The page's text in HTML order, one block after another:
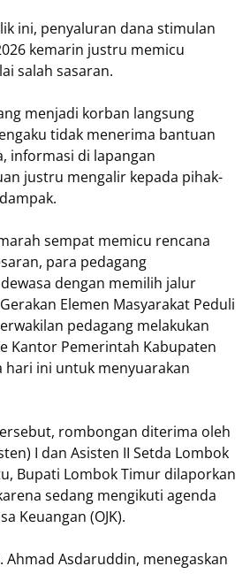
ini, penyaluran dana stimulan
kemarin justru memicu
salah sasaran.
menjadi korban langsung
tidak menerima bantuan
informasi di lapangan
justru mengalir kepada pihak-
sempat memicu rencana
para pedagang
dengan memilih jalur
Elemen Masyarakat Peduli
pedagang melakukan
Kantor Pemerintah Kabupaten
hari ini untuk menyuarakan
rombongan diterima oleh
I dan Asisten II Setda Lombok
Bupati Lombok Timur dilaporkan
sedang mengikuti agenda
Keuangan (OJK).
Ahmad Asdaruddin, menegaskan